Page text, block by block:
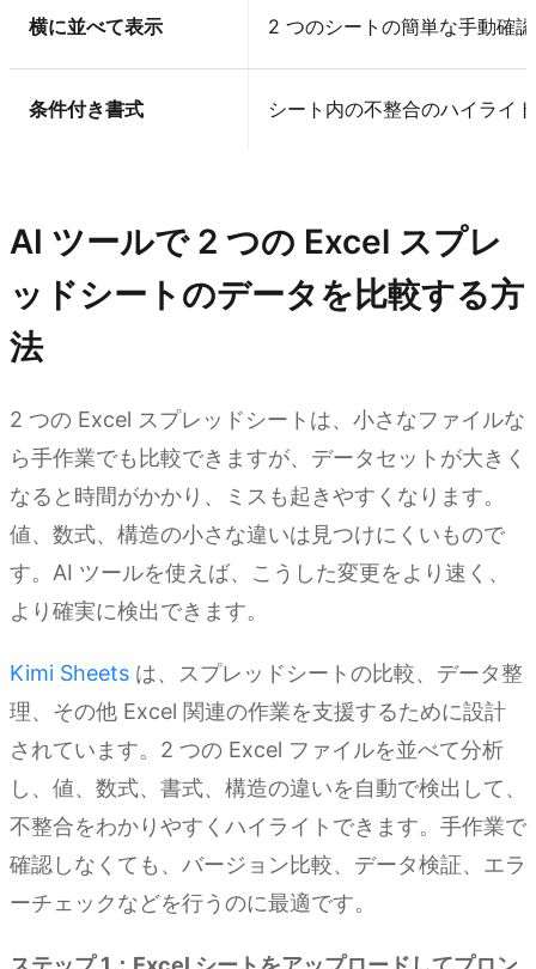
横に並べて表示 2 つのシートの簡単な手動確認
条件付き書式 シート内の不整合のハイライト
AI ツールで 2 つの Excel スプレ
ッドシートのデータを比較する方
法
2 つの Excel スプレッドシートは、小さなファイルな
ら手作業でも比較できますが、データセットが大きく
なると時間がかかり、ミスも起きやすくなります。
値、数式、構造の小さな違いは見つけにくいもので
す。AI ツールを使えば、こうした変更をより速く、
より確実に検出できます。
Kimi Sheets は、スプレッドシートの比較、データ整
理、その他 Excel 関連の作業を支援するために設計
されています。2 つの Excel ファイルを並べて分析
し、値、数式、書式、構造の違いを自動で検出して、
不整合をわかりやすくハイライトできます。手作業で
確認しなくても、バージョン比較、データ検証、エラ
ーチェックなどを行うのに最適です。